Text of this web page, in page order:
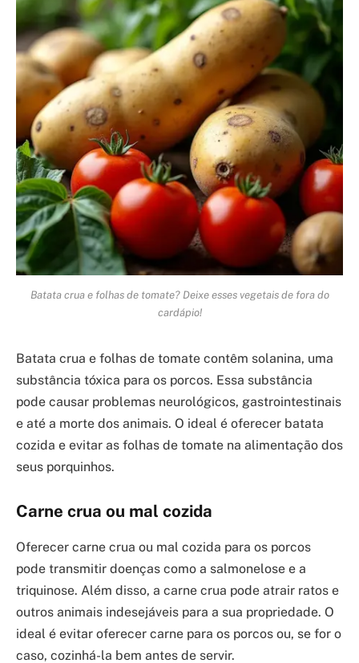
Batata crua e folhas de tomate? Deixe esses vegetais de fora do
cardápio!
Batata crua e folhas de tomate contêm solanina, uma
substância tóxica para os porcos. Essa substância
pode causar problemas neurológicos, gastrointestinais
e até a morte dos animais. O ideal é oferecer batata
cozida e evitar as folhas de tomate na alimentação dos
seus porquinhos.
Carne crua ou mal cozida
Oferecer carne crua ou mal cozida para os porcos
pode transmitir doenças como a salmonelose e a
triquinose. Além disso, a carne crua pode atrair ratos e
outros animais indesejáveis para a sua propriedade. O
ideal é evitar oferecer carne para os porcos ou, se for o
caso, cozinhá-la bem antes de servir.